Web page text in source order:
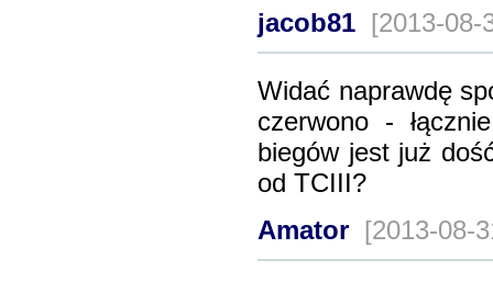
jacob81 [2013-
Widać naprawdę
czerwono -
biegów jest już
od TCIII?
Amator [2013-08-